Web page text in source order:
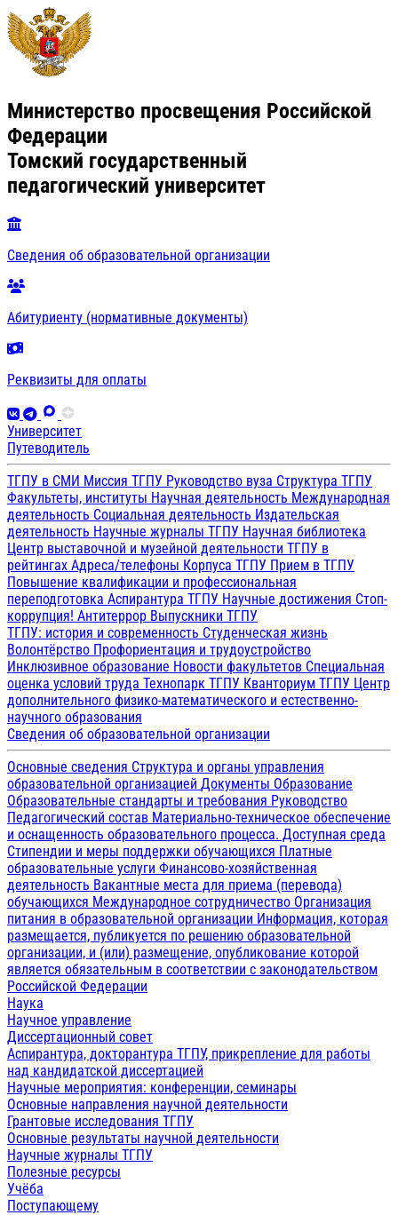
Министерство просвещения Российской
Федерации
Томский государственный
педагогический университет
Сведения об образовательной организации
Абитуриенту (нормативные документы)
Реквизиты для оплаты
Университет
Путеводитель
ТГПУ в СМИ Миссия ТГПУ Руководство вуза Структура ТГПУ
Факультеты, институты Научная деятельность Международная
деятельность Социальная деятельность Издательская
деятельность Научные журналы ТГПУ Научная библиотека
Центр выставочной и музейной деятельности ТГПУ в
рейтингах Адреса/телефоны Корпуса ТГПУ Прием в ТГПУ
Повышение квалификации и профессиональная
переподготовка Аспирантура ТГПУ Научные достижения Стоп-
коррупция! Антитеррор Выпускники ТГПУ
ТГПУ: история и современность Студенческая жизнь
Волонтёрство Профориентация и трудоустройство
Инклюзивное образование Новости факультетов Специальная
оценка условий труда Технопарк ТГПУ Кванториум ТГПУ Центр
дополнительного физико-математического и естественно-
научного образования
Сведения об образовательной организации
Основные сведения Структура и органы управления
образовательной организацией Документы Образование
Образовательные стандарты и требования Руководство
Педагогический состав Материально-техническое обеспечение
и оснащенность образовательного процесса. Доступная среда
Стипендии и меры поддержки обучающихся Платные
образовательные услуги Финансово-хозяйственная
деятельность Вакантные места для приема (перевода)
обучающихся Международное сотрудничество Организация
питания в образовательной организации Информация, которая
размещается, публикуется по решению образовательной
организации, и (или) размещение, опубликование которой
является обязательным в соответствии с законодательством
Российской Федерации
Наука
Научное управление
Диссертационный совет
Аспирантура, докторантура ТГПУ, прикрепление для работы
над кандидатской диссертацией
Научные мероприятия: конференции, семинары
Основные направления научной деятельности
Грантовые исследования ТГПУ
Основные результаты научной деятельности
Научные журналы ТГПУ
Полезные ресурсы
Учёба
Поступающему